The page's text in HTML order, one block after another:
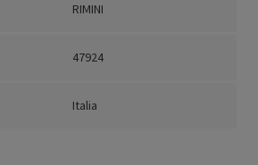
RIMINI
47924
Italia